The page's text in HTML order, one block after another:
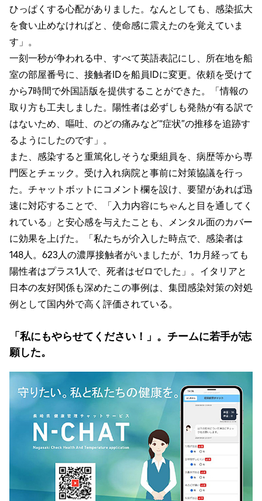
ひっぱくする心配がありました。なんとしても、感染拡大
を食い止めなければと、使命感に震えたのを覚えていま
す」。
一刻一秒が争われる中、すべて英語表記にし、所在地を船
室の部屋番号に、接触者IDを船員IDに変更。依頼を受けて
から7時間で外国語版を提供することができた。「情報の
取り方も工夫しました。陽性者は必ずしも発熱が有る訳で
はないため、嘔吐、のどの痛みなど“症状”の推移を追跡す
るようにしたのです」。
また、感染すると重篤化しそうな乗組員を、病歴等から専
門医とチェック。受け入れ病院と事前に対策協議を行っ
た。チャットボットにコメント欄を設け、要望があれば迅
速に対応することで、「入力内容にちゃんと目を通してく
れている」と安心感を与えたことも、メンタル面のカバー
に効果を上げた。「私たちが介入した時点で、感染者は
148人。623人の濃厚接触者がいましたが、1カ月経っても
陽性者はプラス1人で、死者はゼロでした」。イタリアと
日本の友好関係も深めたこの事例は、集団感染対策の対処
例として国内外で高く評価されている。
「私にもやらせてください！」。チームに若手が志
願した。